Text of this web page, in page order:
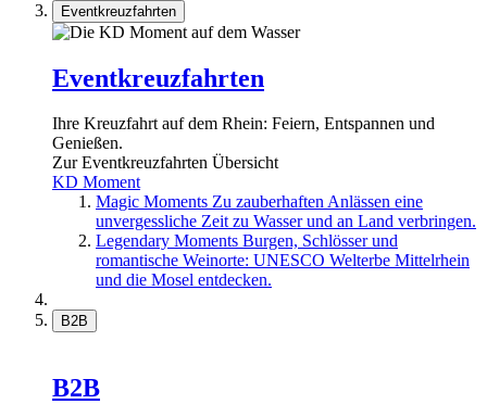
Eventkreuzfahrten
Eventkreuzfahrten
Ihre Kreuzfahrt auf dem Rhein: Feiern, Entspannen und
Genießen.
Zur Eventkreuzfahrten Übersicht
KD Moment
Magic Moments Zu zauberhaften Anlässen eine
unvergessliche Zeit zu Wasser und an Land verbringen.
Legendary Moments Burgen, Schlösser und
romantische Weinorte: UNESCO Welterbe Mittelrhein
und die Mosel entdecken.
B2B
B2B